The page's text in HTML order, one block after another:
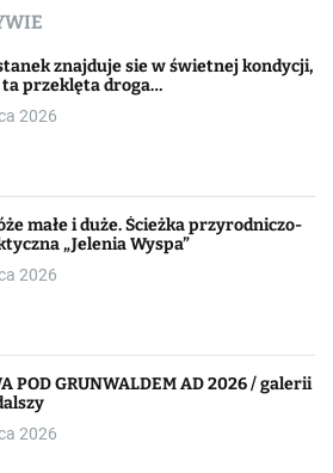
znajduje sie w świetnej kondycji,
przeklęta droga…
2026
małe i duże. Ścieżka przyrodniczo-
„Jelenia Wyspa”
2026
POD GRUNWALDEM AD 2026 / galerii
2026